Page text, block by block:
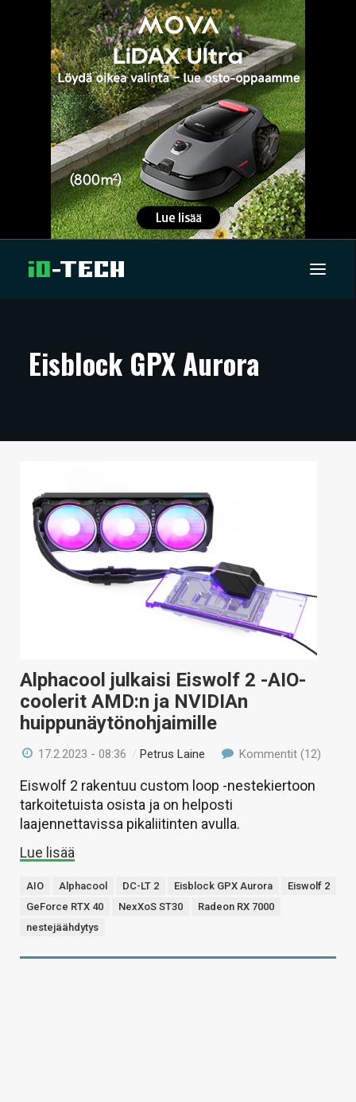
ARTIKKELIT
TECHBBS
HINTA.FI
KAUPPA
VAIHDA TEEMA
Eisblock GPX Aurora
Alphacool julkaisi Eiswolf 2 -AIO-
coolerit AMD:n ja NVIDIAn
huippunäytönohjaimille
17.2.2023 - 08:36 / Petrus Laine Kommentit (12)
Eiswolf 2 rakentuu custom loop -nestekiertoon
tarkoitetuista osista ja on helposti
laajennettavissa pikaliitinten avulla.
Lue lisää
AIO Alphacool DC-LT 2 Eisblock GPX Aurora
Eiswolf 2
GeForce RTX 40
NexXoS ST30
Radeon RX 7000
nestejäähdytys